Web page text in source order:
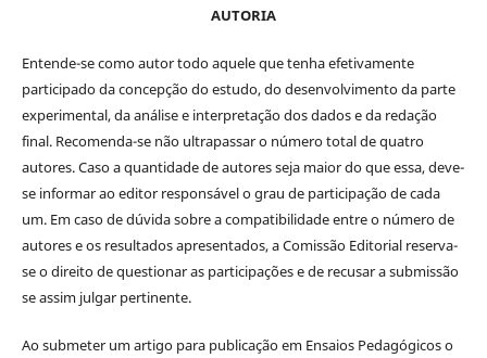
AUTORIA
Entende-se como autor todo aquele que tenha efetivamente
participado da concepção do estudo, do desenvolvimento da parte
experimental, da análise e interpretação dos dados e da redação
final. Recomenda-se não ultrapassar o número total de quatro
autores. Caso a quantidade de autores seja maior do que essa, deve-
se informar ao editor responsável o grau de participação de cada
um. Em caso de dúvida sobre a compatibilidade entre o número de
autores e os resultados apresentados, a Comissão Editorial reserva-
se o direito de questionar as participações e de recusar a submissão
se assim julgar pertinente.
Ao submeter um artigo para publicação em Ensaios Pedagógicos o